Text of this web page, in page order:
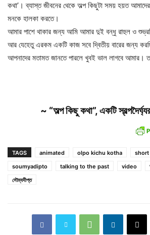
কথা’। ব্যাস্ত জীবনের থেকে অল্প কিছুটা সময় হয়ত
মনকে হালকা করতে।
আমার পাশে থাকার জন্য আমি আমার দুই বন্ধু রাহুল ও
আর যেহেতু এরকম একটি কাজ সবে দ্বিতীয় বারের জন্য
আপনাদের মতামত জানতে পারলে খুবই ভাল লাগবে আমার।
~ “অল্প কিছু কথা”, একটি
TAGS animated olpo kichu kotha
soumyadipto
talking to the past video
সৌম্যদীপ্ত